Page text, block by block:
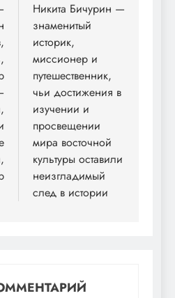
Никита Бичурин —
знаменитый
историк,
миссионер и
путешественник,
чьи достижения в
изучении и
просвещении
мира восточной
культуры оставили
неизгладимый
след в истории